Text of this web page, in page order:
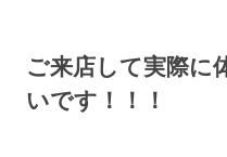
ご来店して実際に
いです！！！